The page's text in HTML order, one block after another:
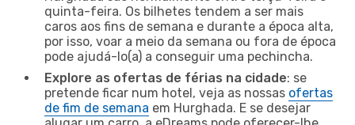
quinta-feira. Os bilhetes tendem a ser mais
caros aos fins de semana e durante a época alta,
por isso, voar a meio da semana ou fora de época
pode ajudá-lo(a) a conseguir uma pechincha.
Explore as ofertas de férias na cidade: se
pretende ficar num hotel, veja as nossas ofertas
de fim de semana em Hurghada. E se desejar